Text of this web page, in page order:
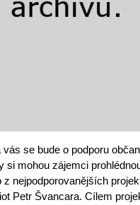
se bude o podporu
mohou zájemci
nejpodporovanějších
Petr Švancara. Cílem